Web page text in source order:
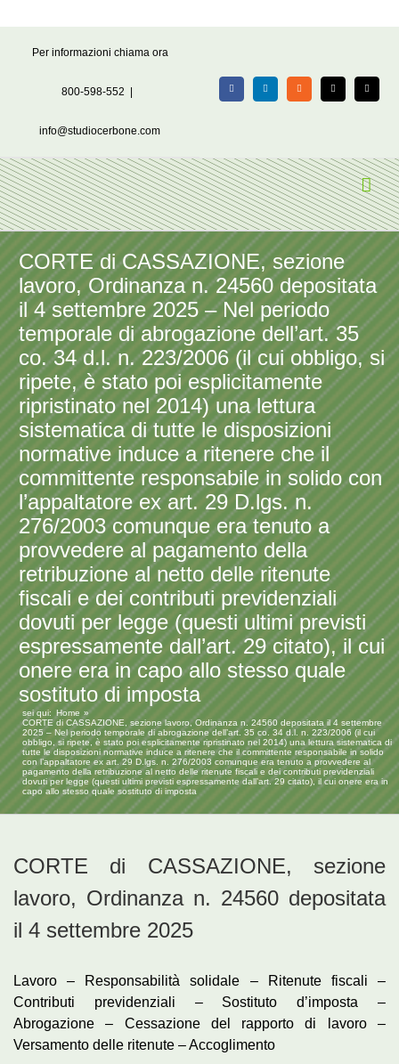
Per informazioni chiama ora
800-598-552
info@studiocerbone.com
FacebookLinkedIn Rss X Email
CORTE di CASSAZIONE, sezione
lavoro, Ordinanza n. 24560 depositata
il 4 settembre 2025 – Nel periodo
temporale di abrogazione dell’art. 35
co. 34 d.l. n. 223/2006 (il cui obbligo, si
ripete, è stato poi esplicitamente
ripristinato nel 2014) una lettura
sistematica di tutte le disposizioni
normative induce a ritenere che il
committente responsabile in solido con
l’appaltatore ex art. 29 D.lgs. n.
276/2003 comunque era tenuto a
provvedere al pagamento della
retribuzione al netto delle ritenute
fiscali e dei contributi previdenziali
dovuti per legge (questi ultimi previsti
espressamente dall’art. 29 citato), il cui
onere era in capo allo stesso quale
sostituto di imposta
sei qui:
Home
CORTE di CASSAZIONE, sezione lavoro, Ordinanza n. 24560 depositata il 4 settembre
2025 – Nel periodo temporale di abrogazione dell’art. 35 co. 34 d.l. n. 223/2006 (il cui
obbligo, si ripete, è stato poi esplicitamente ripristinato nel 2014) una lettura sistematica di
tutte le disposizioni normative induce a ritenere che il committente responsabile in solido
con l’appaltatore ex art. 29 D.lgs. n. 276/2003 comunque era tenuto a provvedere al
pagamento della retribuzione al netto delle ritenute fiscali e dei contributi previdenziali
dovuti per legge (questi ultimi previsti espressamente dall’art. 29 citato), il cui onere era in
capo allo stesso quale sostituto di imposta
CORTE di CASSAZIONE, sezione
lavoro, Ordinanza n. 24560 depositata
il 4 settembre 2025
Lavoro – Responsabilità solidale – Ritenute fiscali –
Contributi previdenziali – Sostituto d’imposta –
Abrogazione – Cessazione del rapporto di lavoro –
Versamento delle ritenute – Accoglimento